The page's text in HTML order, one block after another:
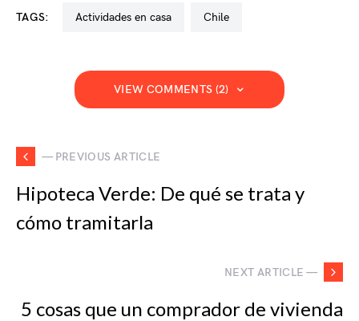
TAGS: actividades en casa chile
VIEW COMMENTS (2)
— PREVIOUS ARTICLE
Hipoteca Verde: De qué se trata y
cómo tramitarla
NEXT ARTICLE —
5 cosas que un comprador de vivienda